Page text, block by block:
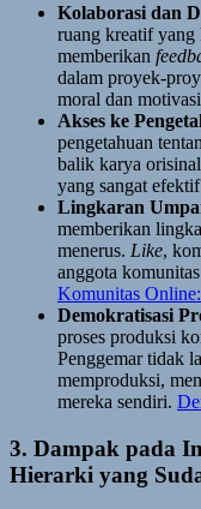
Kolaborasi dan
ruang kreatif yang
memberikan
dalam proyek-
moral dan
Akses ke
pengetahuan
balik karya
yang sangat
Lingkaran
memberikan
menerus. Like,
anggota
Komunitas
Demokratisasi
proses produksi
Penggemar tidak
memproduksi,
mereka sendiri.
3. Dampak pada
Hierarki yang